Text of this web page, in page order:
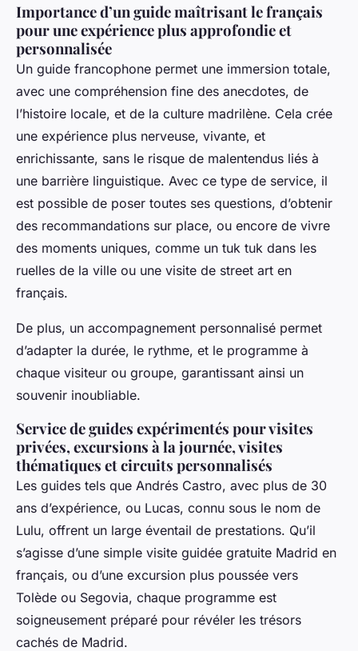
Importance d’un guide maîtrisant le français
pour une expérience plus approfondie et
personnalisée
Un guide francophone permet une immersion totale,
avec une compréhension fine des anecdotes, de
l’histoire locale, et de la culture madrilène. Cela crée
une expérience plus nerveuse, vivante, et
enrichissante, sans le risque de malentendus liés à
une barrière linguistique. Avec ce type de service, il
est possible de poser toutes ses questions, d’obtenir
des recommandations sur place, ou encore de vivre
des moments uniques, comme un tuk tuk dans les
ruelles de la ville ou une visite de street art en
français.
De plus, un accompagnement personnalisé permet
d’adapter la durée, le rythme, et le programme à
chaque visiteur ou groupe, garantissant ainsi un
souvenir inoubliable.
Service de guides expérimentés pour visites
privées, excursions à la journée, visites
thématiques et circuits personnalisés
Les guides tels que Andrés Castro, avec plus de 30
ans d’expérience, ou Lucas, connu sous le nom de
Lulu, offrent un large éventail de prestations. Qu’il
s’agisse d’une simple visite guidée gratuite Madrid en
français, ou d’une excursion plus poussée vers
Tolède ou Segovia, chaque programme est
soigneusement préparé pour révéler les trésors
cachés de Madrid.